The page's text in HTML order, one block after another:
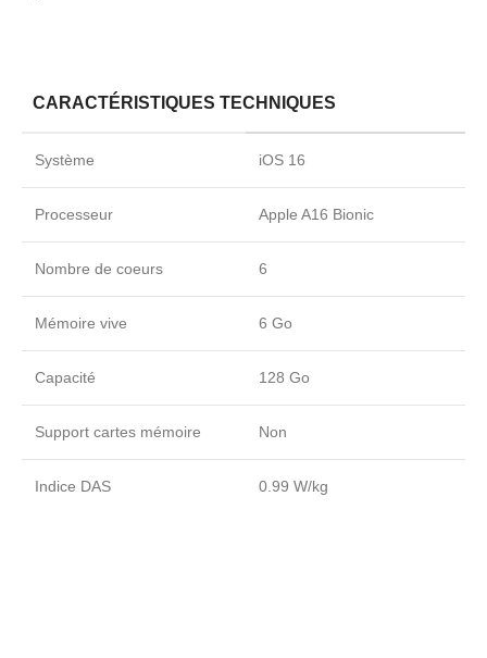
CARACTÉRISTIQUES TECHNIQUES
Système iOS 16
Processeur Apple A16 Bionic
Nombre de coeurs 6
Mémoire vive 6 Go
Capacité 128 Go
Support cartes mémoire Non
Indice DAS 0.99 W/kg